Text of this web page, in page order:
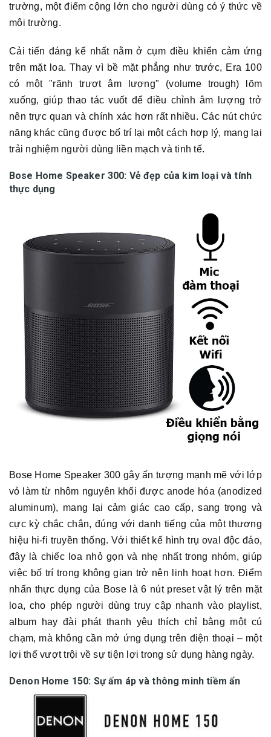
trường, một điểm cộng lớn cho người dùng có ý thức về
môi trường.
Cải tiến đáng kể nhất nằm ở cụm điều khiển cảm ứng
trên mặt loa. Thay vì bề mặt phẳng như trước, Era 100
có một "rãnh trượt âm lượng" (volume trough) lõm
xuống, giúp thao tác vuốt để điều chỉnh âm lượng trở
nên trực quan và chính xác hơn rất nhiều. Các nút chức
năng khác cũng được bố trí lại một cách hợp lý, mang lại
trải nghiệm người dùng liền mạch và tinh tế.
Bose Home Speaker 300: Vẻ đẹp của kim loại và tính
thực dụng
Bose Home Speaker 300 gây ấn tượng mạnh mẽ với lớp
vỏ làm từ nhôm nguyên khối được anode hóa (anodized
aluminum), mang lại cảm giác cao cấp, sang trọng và
cực kỳ chắc chắn, đúng với danh tiếng của một thương
hiệu hi-fi truyền thống. Với thiết kế hình trụ oval độc đáo,
đây là chiếc loa nhỏ gọn và nhẹ nhất trong nhóm, giúp
việc bố trí trong không gian trở nên linh hoạt hơn. Điểm
nhấn thực dụng của Bose là 6 nút preset vật lý trên mặt
loa, cho phép người dùng truy cập nhanh vào playlist,
album hay đài phát thanh yêu thích chỉ bằng một cú
chạm, mà không cần mở ứng dụng trên điện thoại – một
lợi thế vượt trội về sự tiện lợi trong sử dụng hàng ngày.
Denon Home 150: Sự ấm áp và thông minh tiềm ẩn